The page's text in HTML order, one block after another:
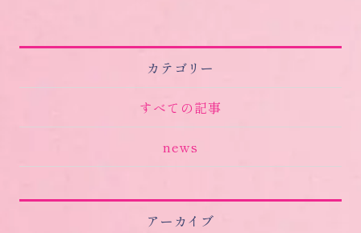
カテゴリー
すべての記事
news
アーカイブ